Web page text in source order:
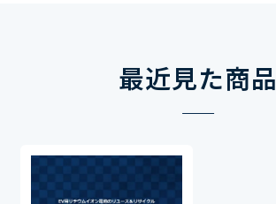
最近見た商品